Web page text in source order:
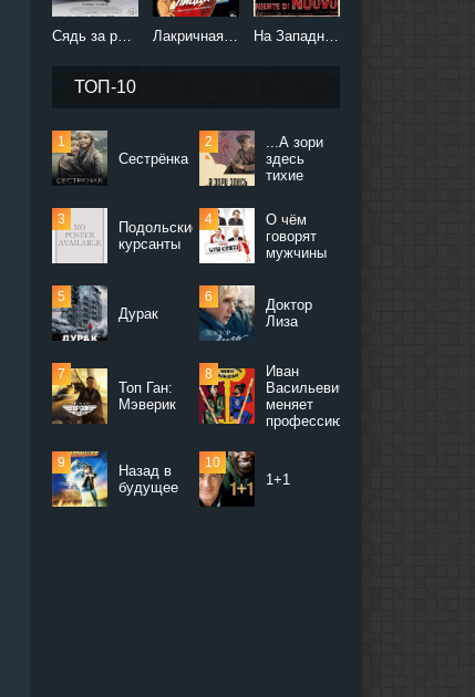
Сядь за руль моей машины (2021) Лакричная пицца (2021) На Западном фронте без перемен (2022)
ТОП-10
Сестрёнка
...А зори
здесь
тихие
Подольские
курсанты
О чём
говорят
мужчины
Дурак
Доктор
Лиза
Топ Ган:
Мэверик
Иван
Васильевич
меняет
профессию
Назад в
будущее
1+1